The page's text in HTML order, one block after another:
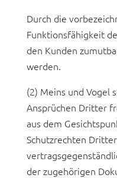
Durch die
Funktionsfähigkeit
den Kunden
werden.
(2) Meins und Vogel
Ansprüchen Dritter
aus dem
Schutzrechten
der zugehörigen